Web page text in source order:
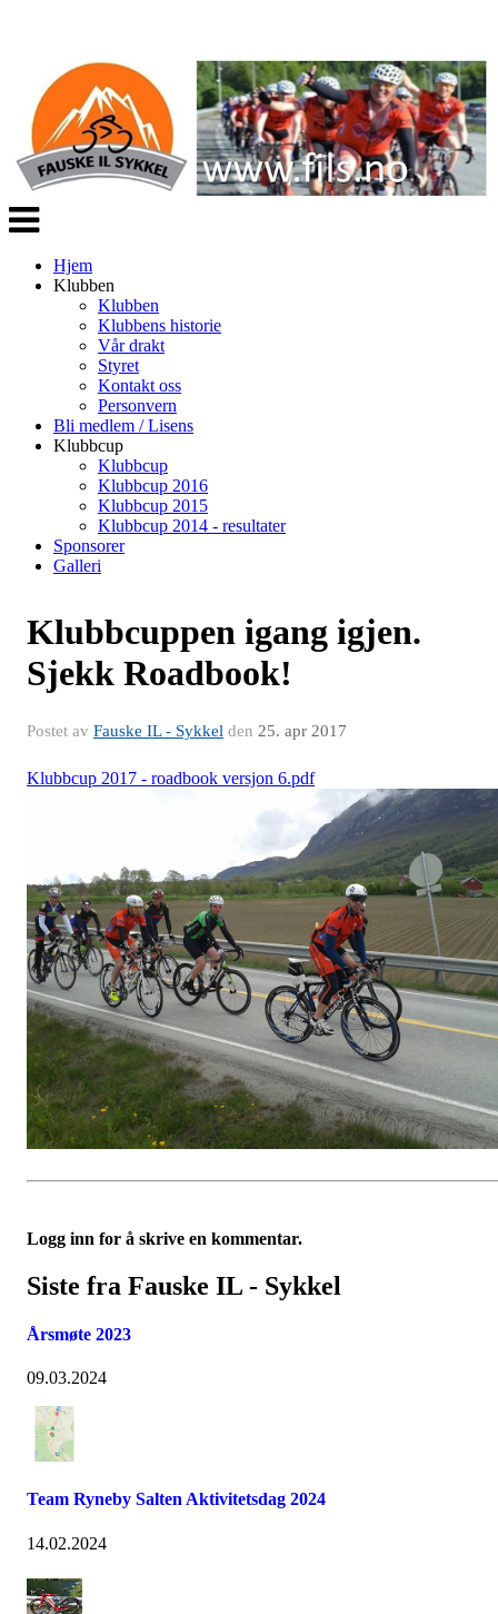
Veksle
navigasjon
Hjem
Klubben
Klubben
Klubbens historie
Vår drakt
Styret
Kontakt oss
Personvern
Bli medlem / Lisens
Klubbcup
Klubbcup
Klubbcup 2016
Klubbcup 2015
Klubbcup 2014 - resultater
Sponsorer
Galleri
Klubbcuppen igang igjen.
Sjekk Roadbook!
Postet av Fauske IL - Sykkel den 25. apr 2017
Klubbcup 2017 - roadbook versjon 6.pdf
Logg inn for å skrive en kommentar.
Siste fra Fauske IL - Sykkel
Årsmøte 2023
09.03.2024
Team Ryneby Salten Aktivitetsdag 2024
14.02.2024